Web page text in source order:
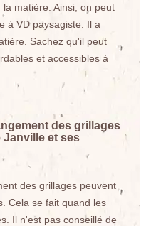
matière. Ainsi, on peut
à VD paysagiste. Il a
Sachez qu'il peut
et accessibles à
des grillages
Janville et ses
des grillages peuvent
Cela se fait quand les
Il n'est pas conseillé de